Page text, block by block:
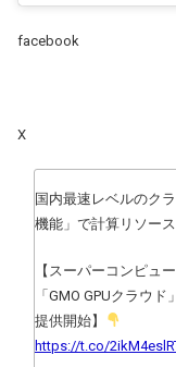
facebook
X
国内最速レベルのク
機能」で計算リソー
【スーパーコンピュ
「GMO GPUクラウ
提供開始】
https://t.co/